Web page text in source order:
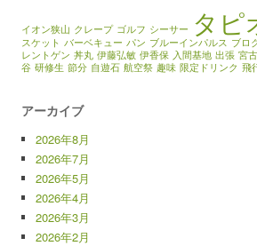
イオン狭山 クレープ ゴルフ シーサー タピ
スケット バーベキュー パン ブルーインパルス ブロ
レントゲン 丼丸 伊藤弘敏 伊香保 入間基地 出張 宮
谷 研修生 節分 自遊石 航空祭 趣味 限定ドリンク 飛
アーカイブ
2026年8月
2026年7月
2026年5月
2026年4月
2026年3月
2026年2月